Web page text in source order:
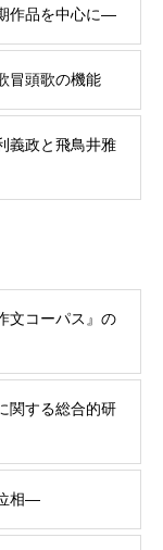
作品を中心に—
冒頭歌の機能
義政と飛鳥井雅
文コーパス』の
関する総合的研
相—